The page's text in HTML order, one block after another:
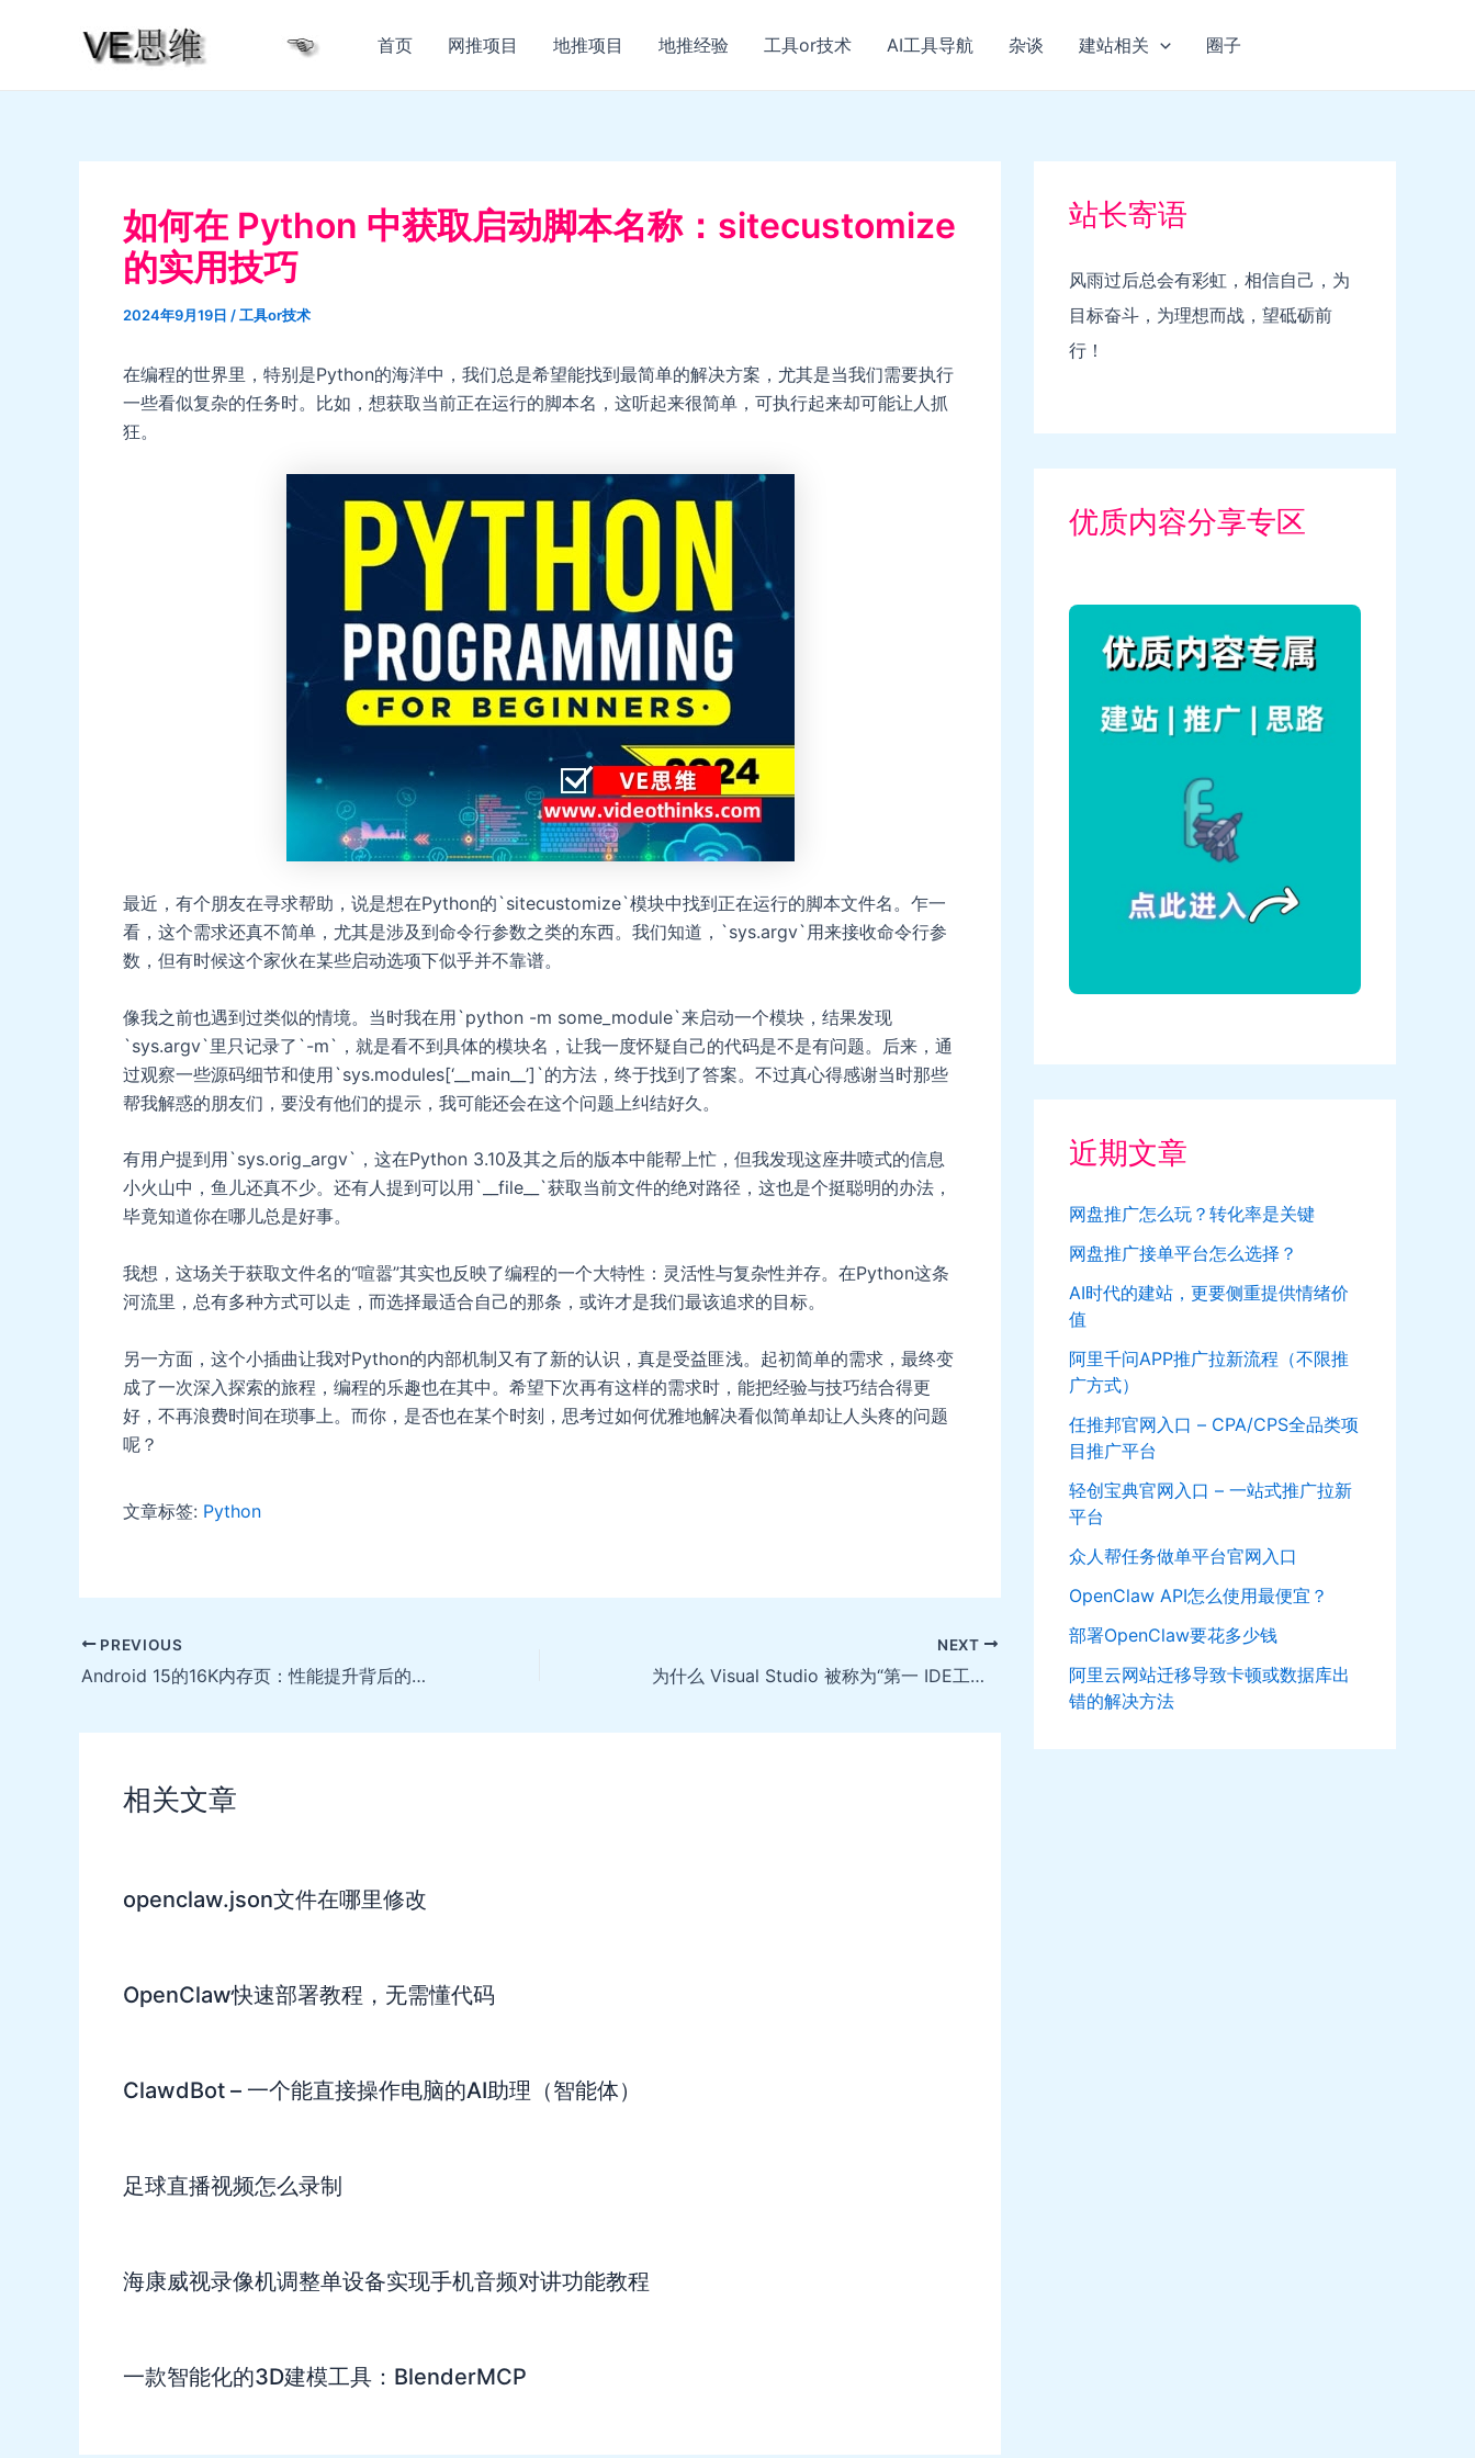
首页 网推项目 地推项目 地推经验 工具or技术 AI工具导航 杂谈 建站相关 圈子
如何在 Python 中获取启动脚本名称：sitecustomize
的实用技巧
2024年9月19日 /工具or技术
在编程的世界里，特别是Python的海洋中，我们总是希望能找到最简单的解决方案，尤其是当我们需要执行
一些看似复杂的任务时。比如，想获取当前正在运行的脚本名，这听起来很简单，可执行起来却可能让人抓
狂。
最近，有个朋友在寻求帮助，说是想在Python的`sitecustomize`模块中找到正在运行的脚本文件名。乍一
看，这个需求还真不简单，尤其是涉及到命令行参数之类的东西。我们知道，`sys.argv`用来接收命令行参
数，但有时候这个家伙在某些启动选项下似乎并不靠谱。
像我之前也遇到过类似的情境。当时我在用`python -m some_module`来启动一个模块，结果发现
`sys.argv`里只记录了`-m`，就是看不到具体的模块名，让我一度怀疑自己的代码是不是有问题。后来，通
过观察一些源码细节和使用`sys.modules[‘__main__’]`的方法，终于找到了答案。不过真心得感谢当时那些
帮我解惑的朋友们，要没有他们的提示，我可能还会在这个问题上纠结好久。
有用户提到用`sys.orig_argv`，这在Python 3.10及其之后的版本中能帮上忙，但我发现这座井喷式的信息
小火山中，鱼儿还真不少。还有人提到可以用`__file__`获取当前文件的绝对路径，这也是个挺聪明的办法，
毕竟知道你在哪儿总是好事。
我想，这场关于获取文件名的“喧嚣”其实也反映了编程的一个大特性：灵活性与复杂性并存。在Python这条
河流里，总有多种方式可以走，而选择最适合自己的那条，或许才是我们最该追求的目标。
另一方面，这个小插曲让我对Python的内部机制又有了新的认识，真是受益匪浅。起初简单的需求，最终变
成了一次深入探索的旅程，编程的乐趣也在其中。希望下次再有这样的需求时，能把经验与技巧结合得更
好，不再浪费时间在琐事上。而你，是否也在某个时刻，思考过如何优雅地解决看似简单却让人头疼的问题
呢？
文章标签: Python
Post
navigation
PREVIOUS
Android 15的16K内存页：性能提升背后的挑战与机遇
NEXT
为什么 Visual Studio 被称为“第一 IDE工具”？
相关文章
openclaw.json文件在哪里修改
OpenClaw快速部署教程，无需懂代码
ClawdBot – 一个能直接操作电脑的AI助理（智能体）
足球直播视频怎么录制
海康威视录像机调整单设备实现手机音频对讲功能教程
一款智能化的3D建模工具：BlenderMCP
站长寄语
风雨过后总会有彩虹，相信自己，为
目标奋斗，为理想而战，望砥砺前
行！
优质内容分享专区
近期文章
网盘推广怎么玩？转化率是关键
网盘推广接单平台怎么选择？
AI时代的建站，更要侧重提供情绪价
值
阿里千问APP推广拉新流程（不限推
广方式）
任推邦官网入口 – CPA/CPS全品类项
目推广平台
轻创宝典官网入口 – 一站式推广拉新
平台
众人帮任务做单平台官网入口
OpenClaw API怎么使用最便宜？
部署OpenClaw要花多少钱
阿里云网站迁移导致卡顿或数据库出
错的解决方法